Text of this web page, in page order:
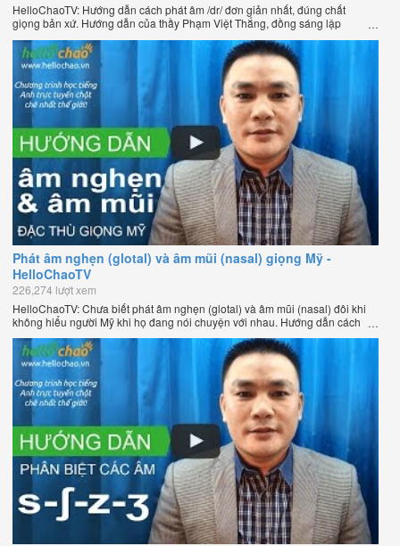
HelloChaoTV: Hướng dẫn cách phát âm /dr/ đơn giản nhất, đúng chất
giọng bản xứ. Hướng dẫn của thầy Phạm Việt Thắng, đồng sáng lập
giới.
Phát âm nghẹn (glotal) và âm mũi (nasal) giọng Mỹ -
HelloChaoTV
226,274 lượt xem
HelloChaoTV: Chưa biết phát âm nghẹn (glotal) và âm mũi (nasal) đôi khi
không hiểu người Mỹ khi họ đang nói chuyện với nhau. Hướng dẫn cách
phát âm tiếng Anh giọng Mỹ theo phương pháp đọc tách ghép âm đặc biệt
của thầy Phạm Việt Thắng, đồng sáng lập HelloChao.vn - Chương trình
dạy tiếng Anh trực tuyến chặt chẽ nhất thế giới.